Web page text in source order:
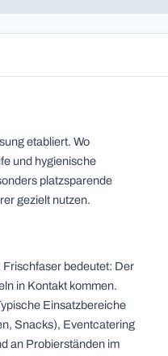
etabliert. Wo
und hygienische
platzsparende
gezielt nutzen.
Frischfaser bedeutet: Der
in Kontakt kommen.
Einsatzbereiche
Snacks), Eventcatering
an Probierständen im